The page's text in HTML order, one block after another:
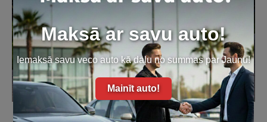
Maksā ar savu auto!
Iemaksā savu veco auto kā daļu no summas par Jaunu!
Mainīt auto!
Audi Q3 2.0TFSi Ambiente Quattro Automāts -2012-